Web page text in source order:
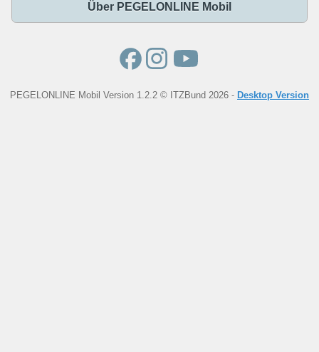
Über PEGELONLINE Mobil
PEGELONLINE Mobil Version 1.2.2 © ITZBund 2026 - Desktop Version